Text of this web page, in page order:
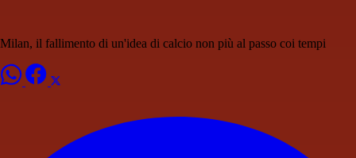
Milan, il fallimento di un'idea di calcio non più al passo coi tempi